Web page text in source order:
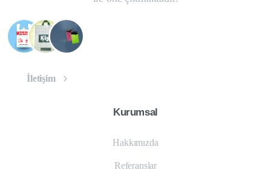
İletişim
Kurumsal
Hakkımızda
Referanslar